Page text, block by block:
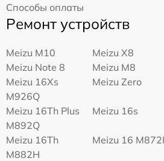
Способы оплаты
Ремонт устройств
Meizu M10
Meizu X8
Meizu Note 8
Meizu M8
Meizu 16Xs
M926Q
Meizu Zero
Meizu 16Th Plus
M892Q
Meizu 16s
Meizu 16Th
M882H
Meizu 16